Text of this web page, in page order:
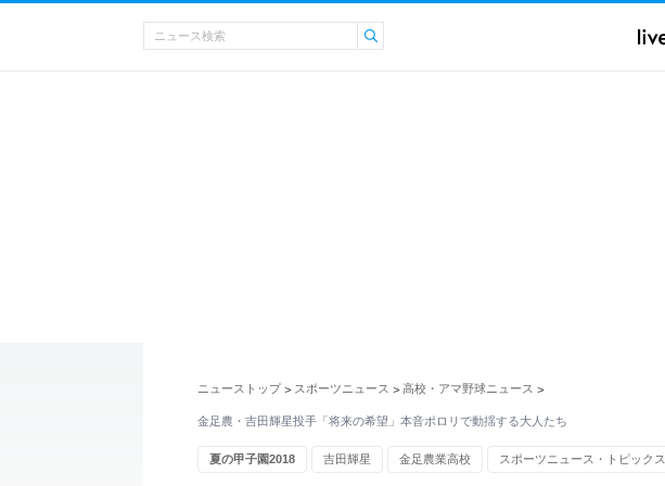
ニューストップ > スポーツニュース > 高校・アマ野球ニュース >
金足農・吉田輝星投手「将来の希望」本音ポロリで動揺する大人たち
夏の甲子園2018 吉田輝星 金足農業高校 スポーツニュース・トピックス